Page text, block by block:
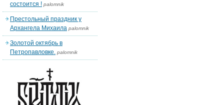
состоится ! palomnik
Престольный праздник у
Архангела Михаила palomnik
Золотой октябрь в
Петропавловке. palomnik